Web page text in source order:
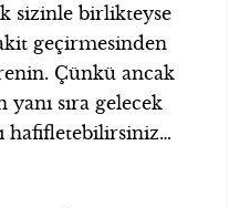
sizinle birlikteyse
geçirmesinden
Çünkü ancak
yanı sıra gelecek
hafifletebilirsiniz…